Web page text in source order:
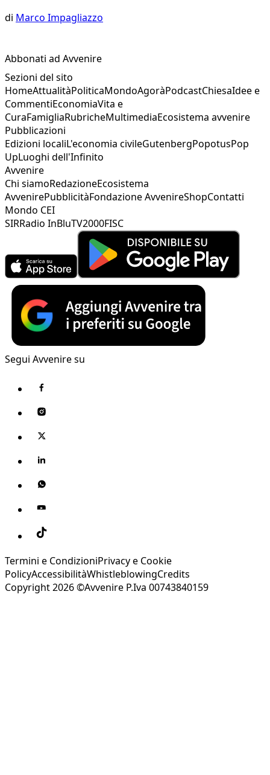
di Marco Impagliazzo
Abbonati ad Avvenire
Sezioni del sito
HomeAttualitàPoliticaMondoAgoràPodcastChiesaIdee e
CommentiEconomiaVita e
CuraFamigliaRubricheMultimediaEcosistema avvenire
Pubblicazioni
Edizioni localiL'economia civileGutenbergPopotusPop
UpLuoghi dell'Infinito
Avvenire
Chi siamoRedazioneEcosistema
AvvenirePubblicitàFondazione AvvenireShopContatti
Mondo CEI
SIRRadio InBluTV2000FISC
Segui Avvenire su
Termini e CondizioniPrivacy e Cookie
PolicyAccessibilitàWhistleblowingCredits
Copyright 2026 ©Avvenire P.Iva 00743840159